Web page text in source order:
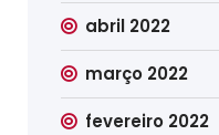
abril 2022
março 2022
fevereiro 2022